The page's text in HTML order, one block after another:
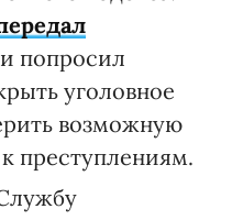
и попросил
уголовное
возможную
преступлениям.